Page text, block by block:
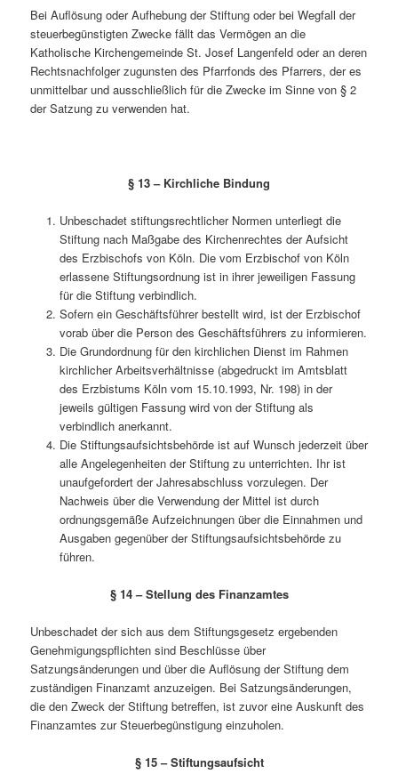
Bei Auflösung oder Aufhebung der Stiftung oder bei Wegfall der
steuerbegünstigten Zwecke fällt das Vermögen an die
Katholische Kirchengemeinde St. Josef Langenfeld oder an deren
Rechtsnachfolger zugunsten des Pfarrfonds des Pfarrers, der es
unmittelbar und ausschließlich für die Zwecke im Sinne von § 2
der Satzung zu verwenden hat.
§ 13 – Kirchliche Bindung
Unbeschadet stiftungsrechtlicher Normen unterliegt die
Stiftung nach Maßgabe des Kirchenrechtes der Aufsicht
des Erzbischofs von Köln. Die vom Erzbischof von Köln
erlassene Stiftungsordnung ist in ihrer jeweiligen Fassung
für die Stiftung verbindlich.
Sofern ein Geschäftsführer bestellt wird, ist der Erzbischof
vorab über die Person des Geschäftsführers zu informieren.
Die Grundordnung für den kirchlichen Dienst im Rahmen
kirchlicher Arbeitsverhältnisse (abgedruckt im Amtsblatt
des Erzbistums Köln vom 15.10.1993, Nr. 198) in der
jeweils gültigen Fassung wird von der Stiftung als
verbindlich anerkannt.
Die Stiftungsaufsichtsbehörde ist auf Wunsch jederzeit über
alle Angelegenheiten der Stiftung zu unterrichten. Ihr ist
unaufgefordert der Jahresabschluss vorzulegen. Der
Nachweis über die Verwendung der Mittel ist durch
ordnungsgemäße Aufzeichnungen über die Einnahmen und
Ausgaben gegenüber der Stiftungsaufsichtsbehörde zu
führen.
§ 14 – Stellung des Finanzamtes
Unbeschadet der sich aus dem Stiftungsgesetz ergebenden
Genehmigungspflichten sind Beschlüsse über
Satzungsänderungen und über die Auflösung der Stiftung dem
zuständigen Finanzamt anzuzeigen. Bei Satzungsänderungen,
die den Zweck der Stiftung betreffen, ist zuvor eine Auskunft des
Finanzamtes zur Steuerbegünstigung einzuholen.
§ 15 – Stiftungsaufsicht